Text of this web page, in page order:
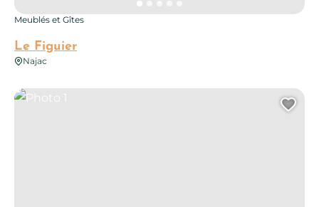
Le Figuier
Meublés et Gîtes
Najac
Photo 1